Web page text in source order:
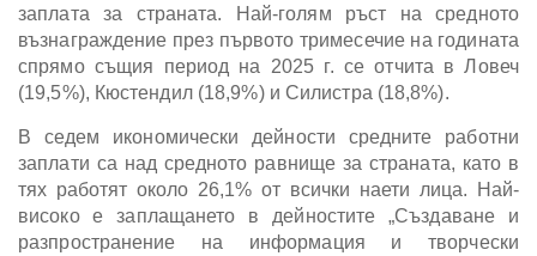
заплата за страната. Най-голям ръст на средното
възнаграждение през първото тримесечие на годината
спрямо същия период на 2025 г. се отчита в Ловеч
(19,5%), Кюстендил (18,9%) и Силистра (18,8%).
В седем икономически дейности средните работни
заплати са над средното равнище за страната, като в
тях работят около 26,1% от всички наети лица. Най-
високо е заплащането в дейностите „Създаване и
разпространение на информация и творчески